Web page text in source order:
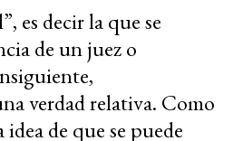
es decir la que se
de un juez o
verdad relativa. Como
de que se puede